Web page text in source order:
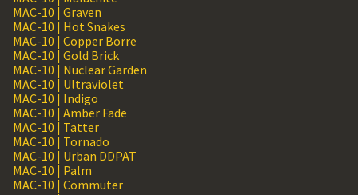
MAC-10 | Graven
MAC-10 | Hot Snakes
MAC-10 | Copper Borre
MAC-10 | Gold Brick
MAC-10 | Nuclear Garden
MAC-10 | Ultraviolet
MAC-10 | Indigo
MAC-10 | Amber Fade
MAC-10 | Tatter
MAC-10 | Tornado
MAC-10 | Urban DDPAT
MAC-10 | Palm
MAC-10 | Commuter